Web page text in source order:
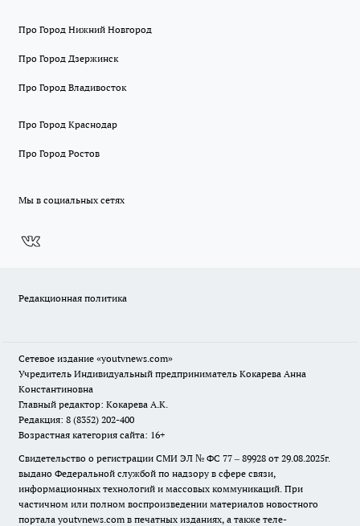
Про Город Нижний Новгород
Про Город Дзержинск
Про Город Владивосток
Про Город Краснодар
Про Город Ростов
Мы в социальных сетях
Редакционная политика
Сетевое издание «youtvnews.com»
Учредитель Индивидуальный предприниматель Кокарева Анна
Константиновна
Главный редактор: Кокарева А.К.
Редакция: 8 (8352) 202-400
Возрастная категория сайта: 16+
Свидетельство о регистрации СМИ ЭЛ № ФС 77 – 89928 от 29.08.2025г.
выдано Федеральной службой по надзору в сфере связи,
информационных технологий и массовых коммуникаций. При
частичном или полном воспроизведении материалов новостного
портала youtvnews.com в печатных изданиях, а также теле-